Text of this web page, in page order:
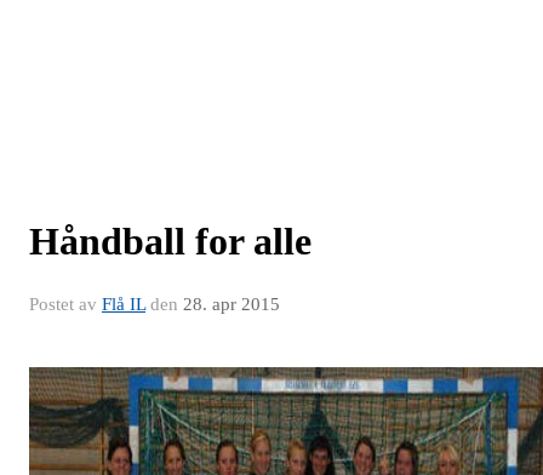
Håndball for alle
Postet av Flå ILden 28. apr 2015